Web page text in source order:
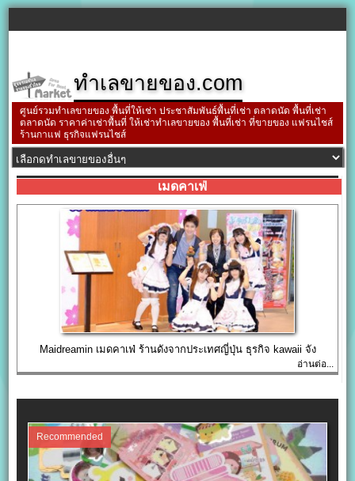
ทำเลขายของ.com
ศูนย์รวมทำเลขายของ พื้นที่ให้เช่า ประชาสัมพันธ์พื้นที่เช่า ตลาดนัด พื้นที่เช่า
ตลาดนัด ราคาค่าเช่าพื้นที่ ให้เช่าทำเลขายของ พื้นที่เช่า ที่ขายของ แฟรนไชส์
ร้านกาแฟ ธุรกิจแฟรนไชส์
เมดคาเฟ่
Maidreamin เมดคาเฟ่ ร้านดังจากประเทศญี่ปุ่น ธุรกิจ kawaii จัง
อ่านต่อ...
Recommended